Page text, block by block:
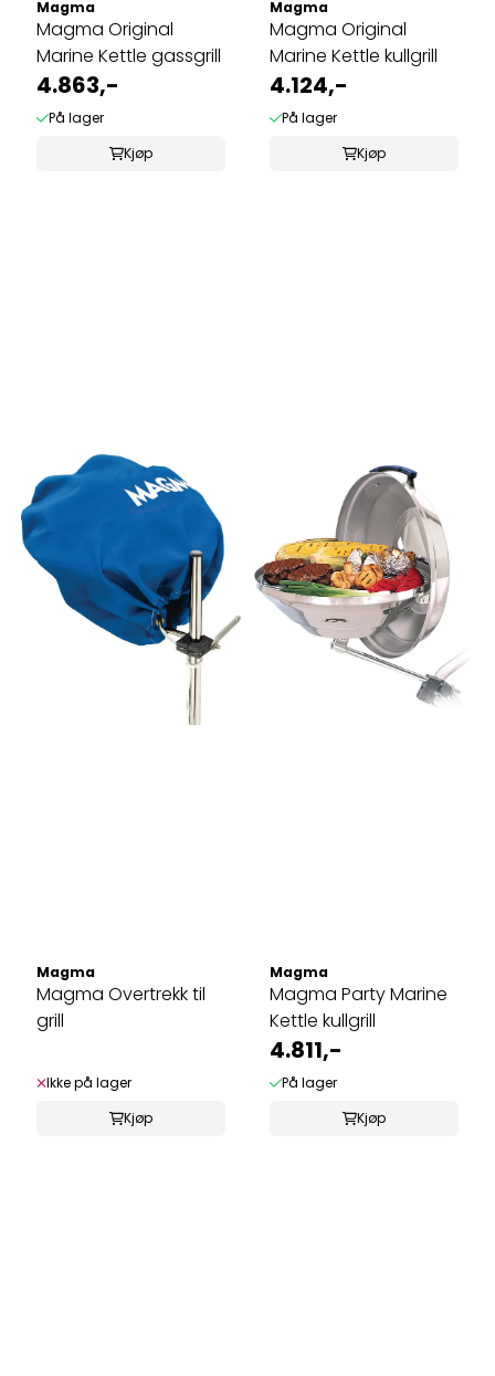
Magma
Magma Original
Marine Kettle gassgrill
4.863,-
På lager
Kjøp
Magma
Magma Original
Marine Kettle kullgrill
4.124,-
På lager
Kjøp
Magma
Magma Overtrekk til
grill
Ikke på lager
Kjøp
Magma
Magma Party Marine
Kettle kullgrill
4.811,-
På lager
Kjøp